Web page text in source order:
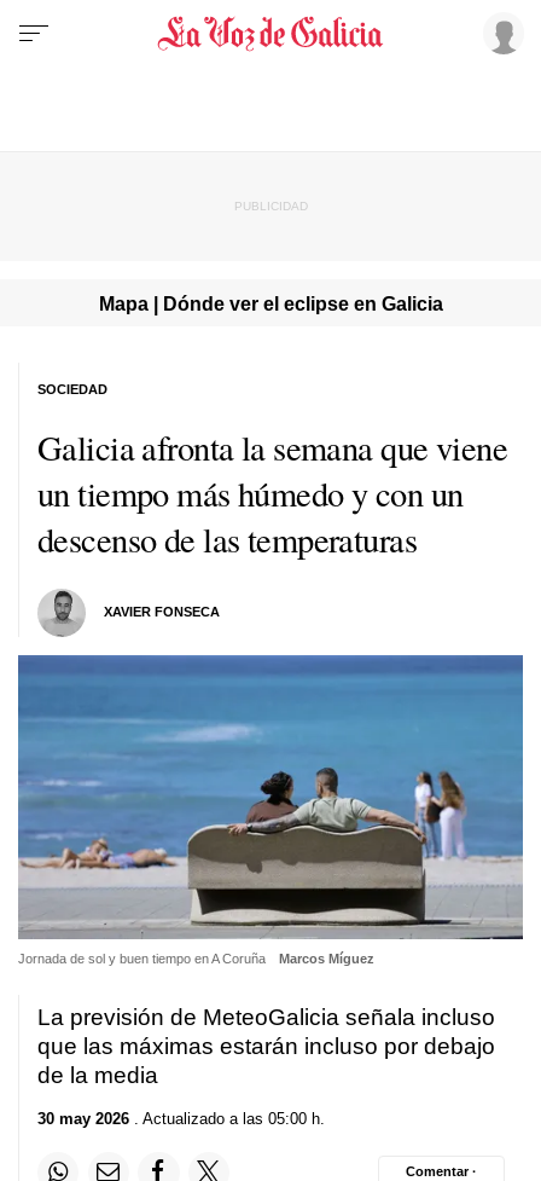
Mapa | Dónde ver el eclipse en Galicia
Galicia afronta la semana que viene
un tiempo más húmedo y con un
descenso de las temperaturas
XAVIER FONSECA
SOCIEDAD
Jornada de sol y buen tiempo en A Coruña Marcos Míguez
La previsión de MeteoGalicia señala incluso
que las máximas estarán incluso por debajo
de la media
30 may 2026 . Actualizado a las 05:00 h.
Comentar ·